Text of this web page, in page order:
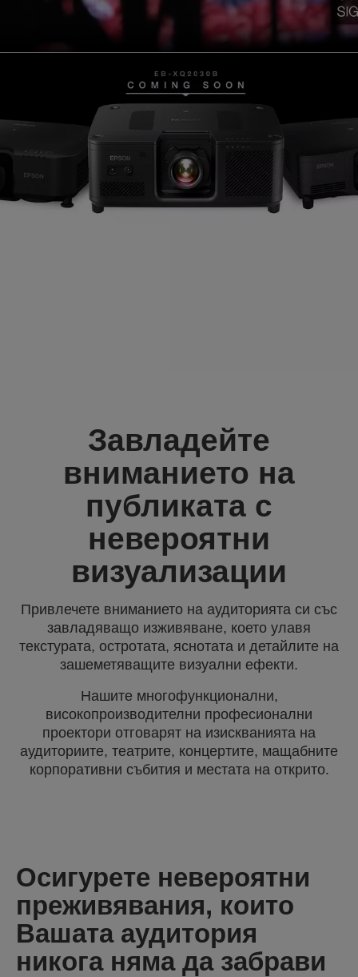
Завладейте
вниманието на
публиката с
невероятни
визуализации
Привлечете вниманието на аудиторията си със
завладяващо изживяване, което улавя
текстурата, остротата, яснотата и детайлите на
зашеметяващите визуални ефекти.
Нашите многофункционални,
високопроизводителни професионални
проектори отговарят на изискванията на
аудиториите, театрите, концертите, мащабните
корпоративни събития и местата на открито.
Осигурете невероятни
преживявания, които
Вашата аудитория
никога няма да забрави